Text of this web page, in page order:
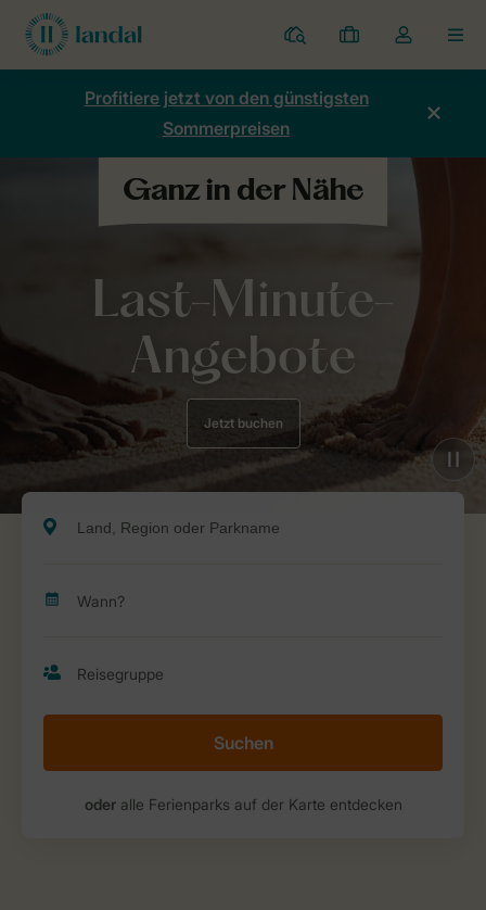
Ferienparks
Meine
Buchungen
Dropdown-
Menü
Kontos
Profitiere jetzt von den günstigsten
Sommerpreisen
Last-Minute-
Angebote
Jetzt buchen
Suchen
oderalle Ferienparks auf der Karte entdecken